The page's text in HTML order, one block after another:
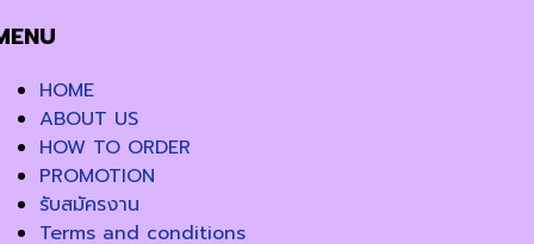
HOME
ABOUT US
HOW TO ORDER
PROMOTION
รับสมัครงาน
Terms and conditions